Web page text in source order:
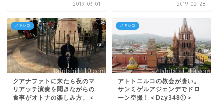
2019-03-01 2019-02-28
メキシコ
グアナファトに来たら夜のマ
リアッチ演奏を聞きながらの
食事がオトナの楽しみ方。＜
メキシコ
アトトニルコの教会が凄い。
サンミゲルアジェンデでドロ
ーン空撮！＜Day348①＞